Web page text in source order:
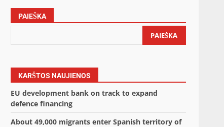
PAIEŠKA
PAIEŠKA
KARŠTOS NAUJIENOS
EU development bank on track to expand
defence financing
About 49,000 migrants enter Spanish territory of